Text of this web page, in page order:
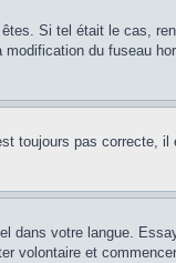
Si tel était le cas,
du fuseau
toujours pas correcte,
votre langue.
volontaire et